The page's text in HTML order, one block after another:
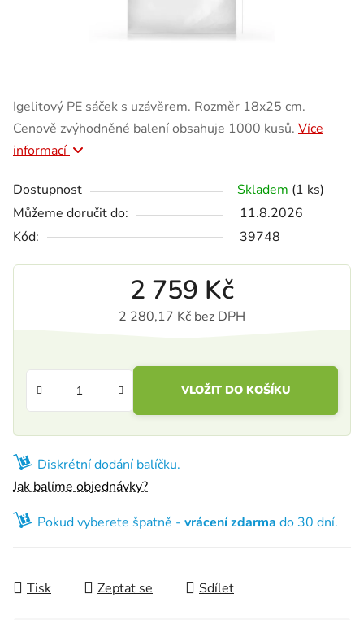
Igelitový PE sáček s uzávěrem. Rozměr 18x25 cm.
Cenově zvýhodněné balení obsahuje 1000 kusů. Více
informací
Dostupnost Skladem (1 ks)
Můžeme doručit do:
11.8.2026
Kód:
39748
2 759 Kč
2 280,17 Kč bez DPH
VLOŽIT DO KOŠÍKU
Diskrétní dodání balíčku.
Jak balíme objednávky?
Pokud vyberete špatně - vrácení zdarma do 30 dní.
Tisk Zeptat se Sdílet